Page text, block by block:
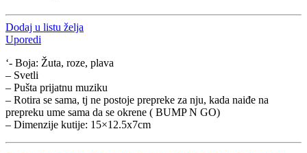
Dodaj u listu želja
Uporedi
‘- Boja: Žuta, roze, plava
– Svetli
– Pušta prijatnu muziku
– Rotira se sama, tj ne postoje prepreke za nju, kada naiđe na
prepreku ume sama da se okrene ( BUMP N GO)
– Dimenzije kutije: 15×12.5x7cm